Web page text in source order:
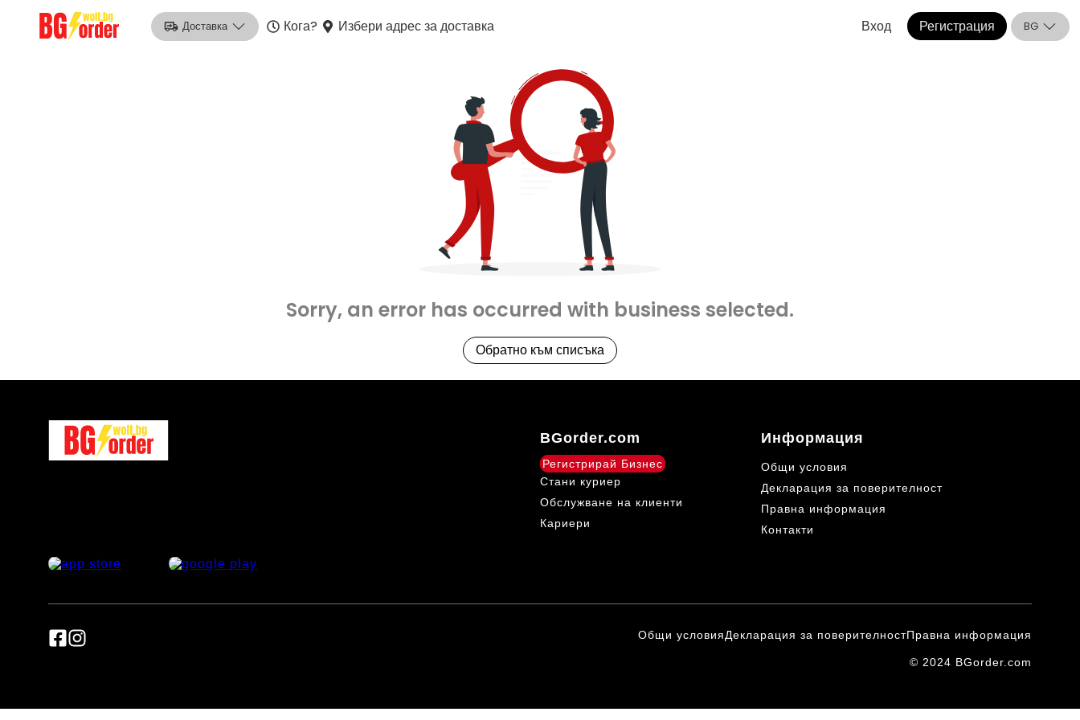
Доставка Кога? Избери адрес за доставка Вход Регистрация BG
Sorry, an error has occurred with business selected.
Обратно към списъка
BGorder.com
Регистрирай Бизнес
Стани куриер
Обслужване на клиенти
Кариери
Информация
Общи условия
Декларация за поверителност
Правна информация
Контакти
Общи условияДекларация за поверителностПравна информация
© 2024 BGorder.com